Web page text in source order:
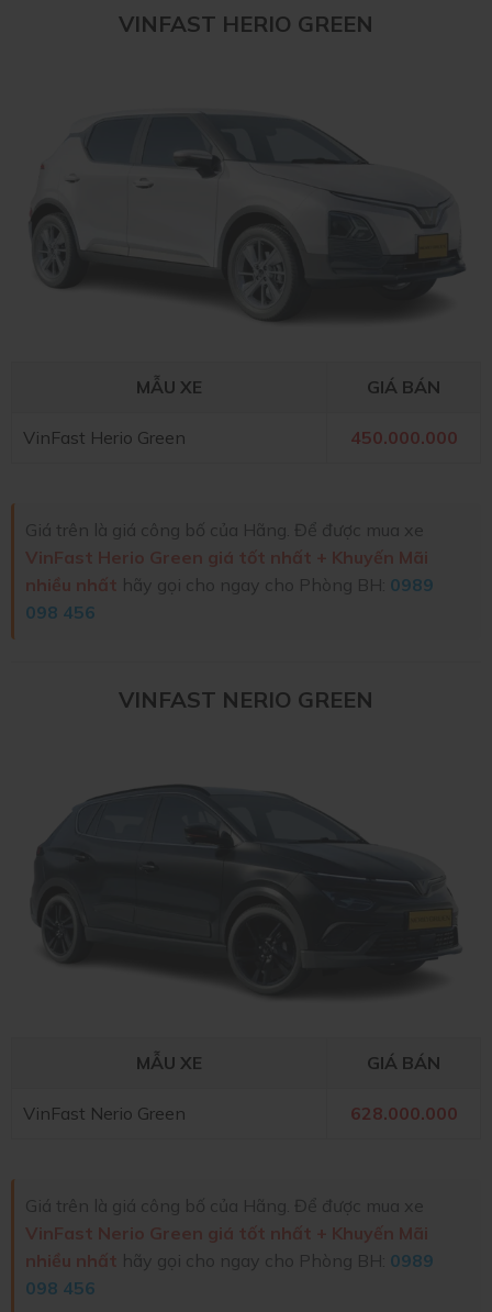
VINFAST HERIO GREEN
MẪU XE GIÁ BÁN
VinFast Herio Green 450.000.000
Giá trên là giá công bố của Hãng. Để được mua xe
VinFast Herio Green giá tốt nhất + Khuyến Mãi
nhiều nhất hãy gọi cho ngay cho Phòng BH: 0989
098 456
VINFAST NERIO GREEN
MẪU XE GIÁ BÁN
VinFast Nerio Green 628.000.000
Giá trên là giá công bố của Hãng. Để được mua xe
VinFast Nerio Green giá tốt nhất + Khuyến Mãi
nhiều nhất hãy gọi cho ngay cho Phòng BH: 0989
098 456